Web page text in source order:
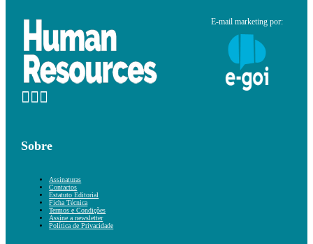
E-mail marketing por:
Sobre
Assinaturas
Contactos
Estatuto Editorial
Ficha Técnica
Termos e Condições
Assine a newsletter
Política de Privacidade